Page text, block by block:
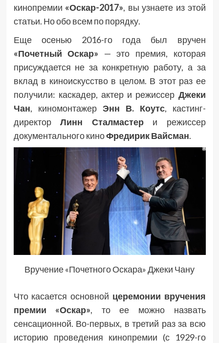
кинопремии «Оскар-2017», вы узнаете из этой
статьи. Но обо всем по порядку.
Еще осенью 2016-го года был вручен
«Почетный Оскар» — это премия, которая
присуждается не за конкретную работу, а за
вклад в киноискусство в целом. В этот раз ее
получили: каскадер, актер и режиссер Джеки
Чан, киномонтажер Энн В. Коутс, кастинг-
директор Линн Сталмастери режиссер
документального киноФредирик Вайсман.
Вручение «Почетного Оскара» Джеки Чану
Что касается основной церемонии вручения
премии «Оскар», то ее можно назвать
сенсационной. Во-первых, в третий раз за всю
историю проведения кинопремии (с 1929-го